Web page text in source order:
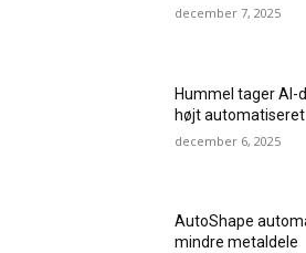
december 7, 2025
Hummel tager AI-
højt
december 6, 2025
AutoShape
mindre metaldele